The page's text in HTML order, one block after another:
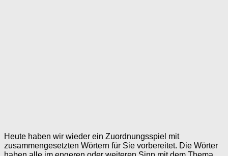
Heute haben wir wieder ein Zuordnungsspiel mit
zusammengesetzten Wörtern für Sie vorbereitet. Die Wörter